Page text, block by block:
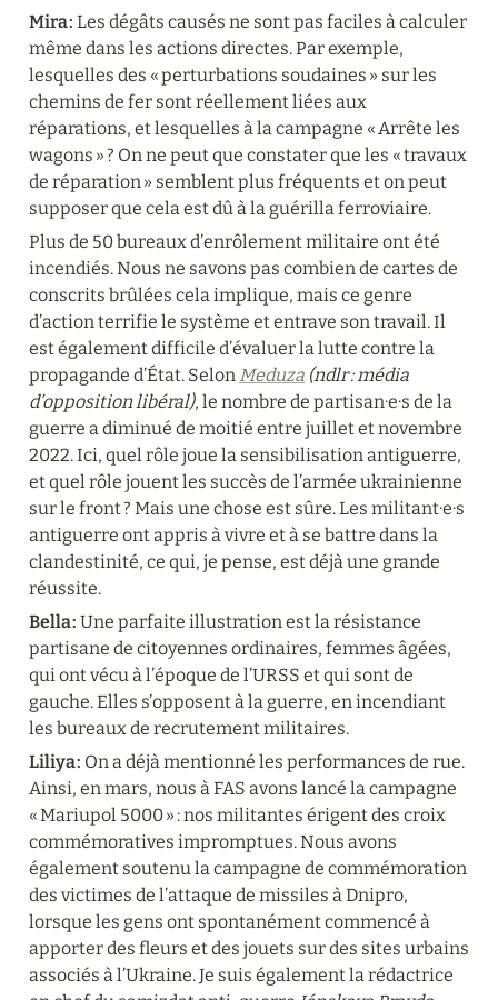
Mira : Les dégâts causés ne sont pas faciles à calculer
même dans les actions directes. Par exemple,
lesquelles des « perturbations soudaines » sur les
chemins de fer sont réellement liées aux
réparations, et lesquelles à la campagne « Arrête les
wagons » ? On ne peut que constater que les « travaux
de réparation » semblent plus fréquents et on peut
supposer que cela est dû à la guérilla ferroviaire.
Plus de 50 bureaux d’enrôlement militaire ont été
incendiés. Nous ne savons pas combien de cartes de
conscrits brûlées cela implique, mais ce genre
d’action terrifie le système et entrave son travail. Il
est également difficile d’évaluer la lutte contre la
propagande d’État. Selon Meduza (ndlr : média
d’opposition libéral), le nombre de partisan·e·s de la
guerre a diminué de moitié entre juillet et novembre
2022. Ici, quel rôle joue la sensibilisation antiguerre,
et quel rôle jouent les succès de l’armée ukrainienne
sur le front ? Mais une chose est sûre. Les militant·e·s
antiguerre ont appris à vivre et à se battre dans la
clandestinité, ce qui, je pense, est déjà une grande
réussite.
Bella : Une parfaite illustration est la résistance
partisane de citoyennes ordinaires, femmes âgées,
qui ont vécu à l’époque de l’URSS et qui sont de
gauche. Elles s’opposent à la guerre, en incendiant
les bureaux de recrutement militaires.
Liliya : On a déjà mentionné les performances de rue.
Ainsi, en mars, nous à FAS avons lancé la campagne
« Mariupol 5000 » : nos militantes érigent des croix
commémoratives impromptues. Nous avons
également soutenu la campagne de commémoration
des victimes de l’attaque de missiles à Dnipro,
lorsque les gens ont spontanément commencé à
apporter des fleurs et des jouets sur des sites urbains
associés à l’Ukraine. Je suis également la rédactrice